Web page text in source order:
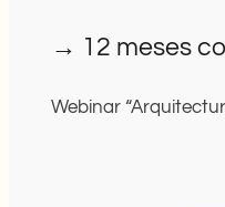
→ 12 meses
Webinar